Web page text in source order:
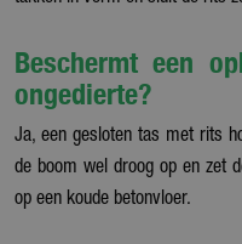
Beschermt een
ongedierte?
Ja, een gesloten tas met rits
de boom wel droog op en zet
op een koude betonvloer.